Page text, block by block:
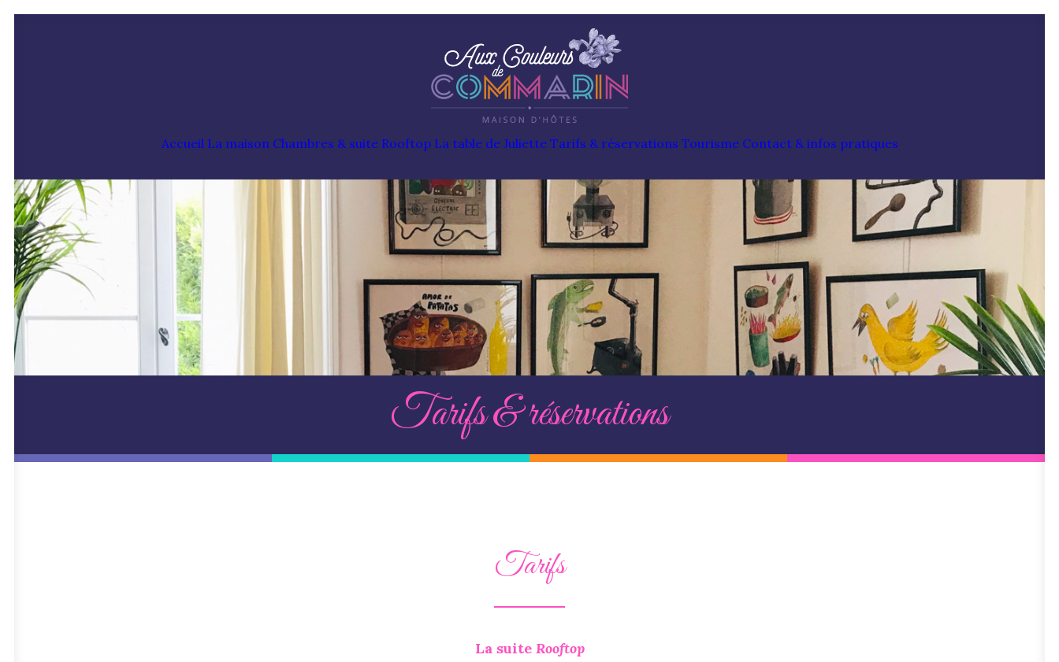
Accueil La maison Chambres & suite Rooftop La table de Juliette Tarifs & réservations Tourisme Contact & infos pratiques
Tarifs & réservations
Tarifs
La suite Rooftop